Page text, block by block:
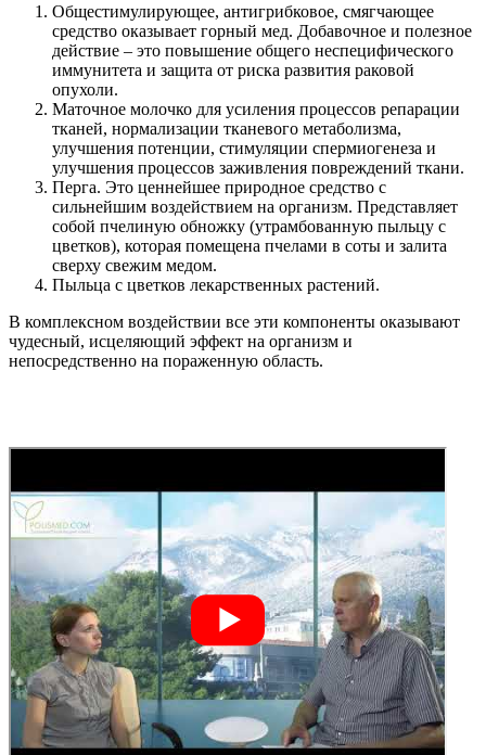
Общестимулирующее, антигрибковое, смягчающее
средство оказывает горный мед. Добавочное и полезное
действие – это повышение общего неспецифического
иммунитета и защита от риска развития раковой
опухоли.
Маточное молочко для усиления процессов репарации
тканей, нормализации тканевого метаболизма,
улучшения потенции, стимуляции спермиогенеза и
улучшения процессов заживления повреждений ткани.
Перга. Это ценнейшее природное средство с
сильнейшим воздействием на организм. Представляет
собой пчелиную обножку (утрамбованную пыльцу с
цветков), которая помещена пчелами в соты и залита
сверху свежим медом.
Пыльца с цветков лекарственных растений.
В комплексном воздействии все эти компоненты оказывают
чудесный, исцеляющий эффект на организм и
непосредственно на пораженную область.